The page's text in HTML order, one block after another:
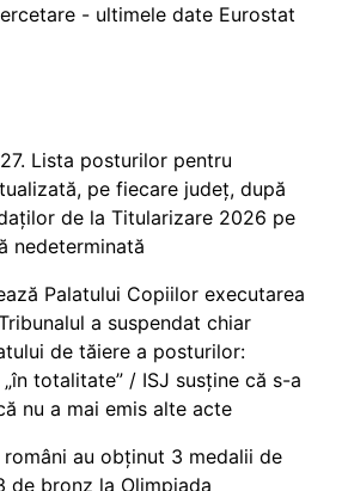
- ultimele date Eurostat
Lista posturilor pentru
pe fiecare județ, după
de la Titularizare 2026 pe
nedeterminată
Palatului Copiilor executarea
a suspendat chiar
de tăiere a posturilor:
totalitate” / ISJ susține că s-a
nu a mai emis alte acte
români au obținut 3 medalii de
de bronz la Olimpiada